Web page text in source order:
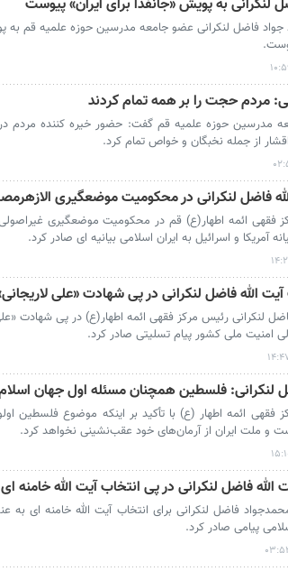
لنکرانی به پویش «جانفدا برای ایران» پیوست
جواد فاضل لنکرانی عضو جامعه مدرسین حوزه علمیه قم به
مردم حجت را بر همه تمام کردند
مدرسین حوزه علمیه قم گفت: حضور خیره کننده مردم در
از جمله نخبگان و خواص تمام کرد.
فاضل لنکرانی در محکومیت موضعگیری
فقهی ائمه اطهار(ع) قم در محکومیت موضعگیری غیراصولی
آمریکا و اسرائیل به ایران اسلامی بیانیه ای صادر کرد.
الله فاضل لنکرانی در پی شهادت «علی
لنکرانی رئیس مرکز فقهی ائمه اطهار(ع) در پی شهادت
امنیت ملی کشور پیام تسلیتی صادر کرد.
لنکرانی: فلسطین همچنان مسئله اول جهان
فقهی ائمه اطهار (ع) با تأکید بر اینکه موضوع فلسطین
و ملت ایران از آرمان‌های خود عقب‌نشینی نخواهد کرد.
الله فاضل لنکرانی در پی انتخاب آیت الله خامنه ای
فاضل لنکرانی برای انتخاب آیت الله خامنه ای به
پیامی صادر کرد.